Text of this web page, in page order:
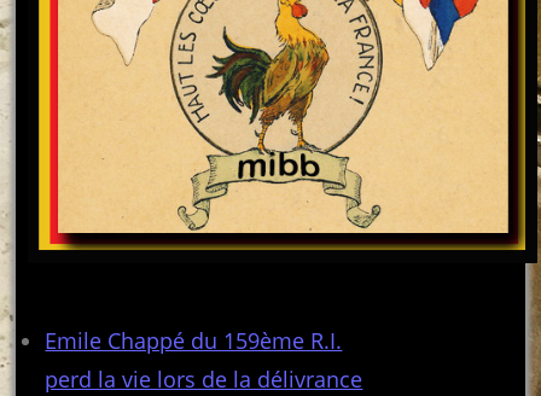
Emile Chappé du 159ème R.I.
perd la vie lors de la délivrance